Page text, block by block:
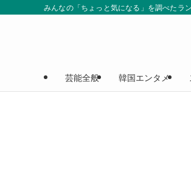
みんなの「ちょっと気になる」を調べたラ
芸能全般 韓国エンタメ